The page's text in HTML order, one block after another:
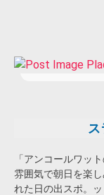
「アンコールワッ
雰囲気で朝日を楽
れた日の出スポ。